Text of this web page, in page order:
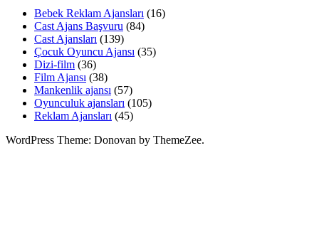
Bebek Reklam Ajansları (16)
Cast Ajans Başvuru (84)
Cast Ajansları (139)
Çocuk Oyuncu Ajansı (35)
Dizi-film (36)
Film Ajansı (38)
Mankenlik ajansı (57)
Oyunculuk ajansları (105)
Reklam Ajansları (45)
WordPress Theme: Donovan by ThemeZee.